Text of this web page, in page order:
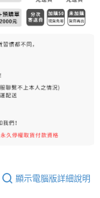
顯示電腦版詳細說明